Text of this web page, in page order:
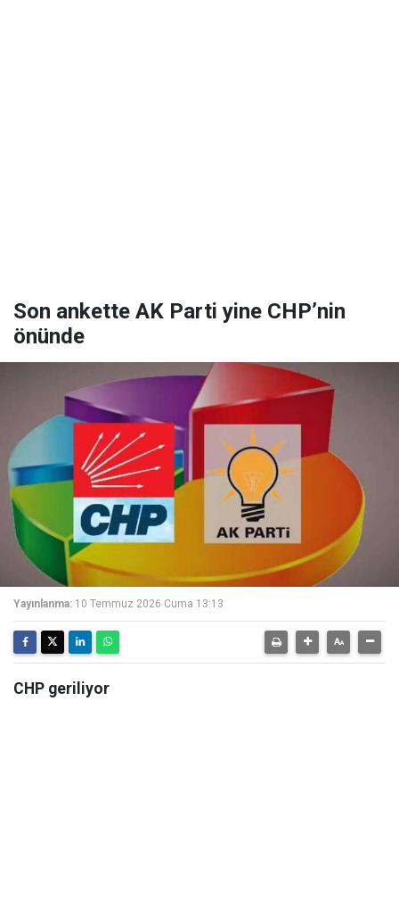
Son ankette AK Parti yine CHP’nin
önünde
Yayınlanma: 10 Temmuz 2026 Cuma 13:13
CHP geriliyor